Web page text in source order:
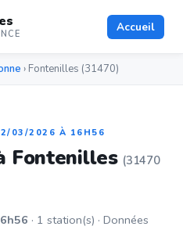
Accueil
› Fontenilles (31470)
03/2026 À 16H56
Fontenilles (31470
· 1 station(s) · Données